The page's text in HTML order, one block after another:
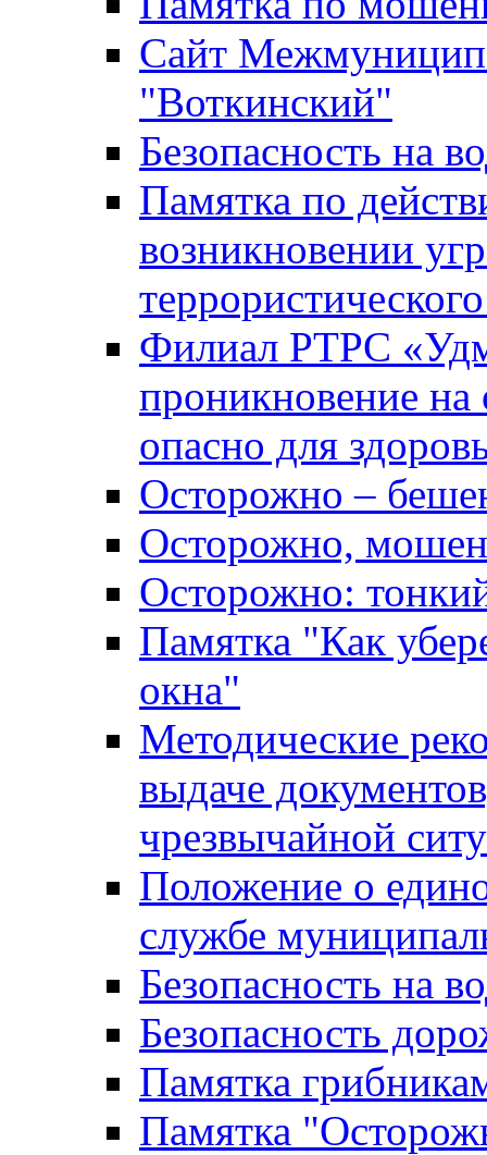
Сайт
"Воткинский"
Безопасность на
Памятка по
возникновении
Филиал РТРС
проникновение на
опасно для
Осторожно –
Осторожно,
Осторожно:
Памятка "Как
окна"
Методические
выдаче
чрезвычайной
Положение о
службе
Безопасность на
Безопасность
Памятка
Памятка